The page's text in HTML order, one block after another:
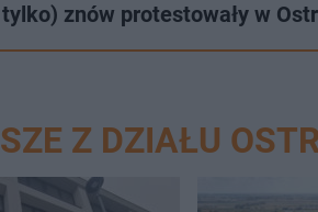
znów protestowały w
Z DZIAŁU